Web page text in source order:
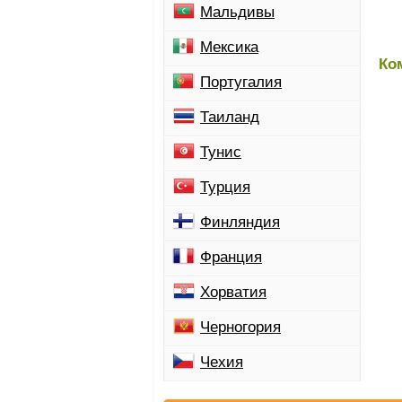
Мальдивы
Мексика
Португалия
Таиланд
Тунис
Турция
Финляндия
Франция
Хорватия
Черногория
Чехия